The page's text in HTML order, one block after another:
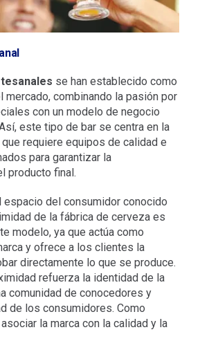
se han establecido como
mercado, combinando la pasión por
con un modelo de negocio
este tipo de bar se centra en la
requiere equipos de calidad e
para garantizar la
producto final.
espacio del consumidor conocido
de la fábrica de cerveza es
modelo, ya que actúa como
y ofrece a los clientes la
directamente lo que se produce.
refuerza la identidad de la
comunidad de conocedores y
de los consumidores. Como
la marca con la calidad y la